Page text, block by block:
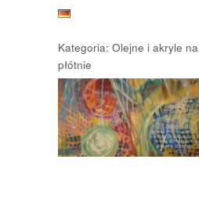
Kategoria: Olejne i akryle na
płótnie